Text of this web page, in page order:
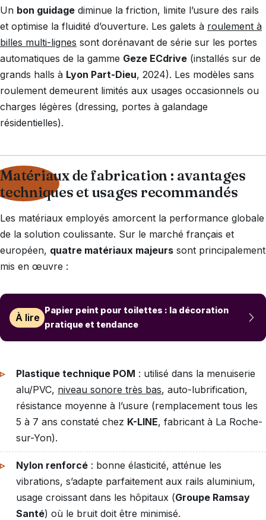
Un bon guidage diminue la friction, limite l’usure des rails
et optimise la fluidité d’ouverture. Les galets à roulement à
billes multi-lignes sont dorénavant de série sur les portes
automatiques de la gamme Geze ECdrive (installés sur de
grands halls à Lyon Part-Dieu, 2024). Les modèles sans
roulement demeurent limités aux usages occasionnels ou
charges légères (dressing, portes à galandage
résidentielles).
Matériaux de fabrication : avantages
techniques et usages recommandés
Les matériaux employés amorcent la performance globale
de la solution coulissante. Sur le marché français et
européen, quatre matériaux majeurs sont principalement
mis en œuvre :
À lire
Papier peint pour toilettes : la décoration
pratique et tendance
Plastique technique POM : utilisé dans la menuiserie
alu/PVC, niveau sonore très bas, auto-lubrification,
résistance moyenne à l’usure (remplacement tous les
5 à 7 ans constaté chez K-LINE, fabricant à La Roche-
sur-Yon).
Nylon renforcé : bonne élasticité, atténue les
vibrations, s’adapte parfaitement aux rails aluminium,
usage croissant dans les hôpitaux (Groupe Ramsay
Santé) où le bruit doit être minimisé.